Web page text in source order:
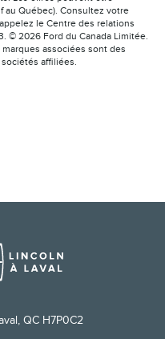
au Québec). Consultez votre
le Centre des relations
© 2026 Ford du Canada Limitée.
associées sont des
affiliées.
QC H7P0C2